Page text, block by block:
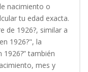
nacimiento o
tu edad exacta.
de 1926?, similar a
1926?", la
también
mes y